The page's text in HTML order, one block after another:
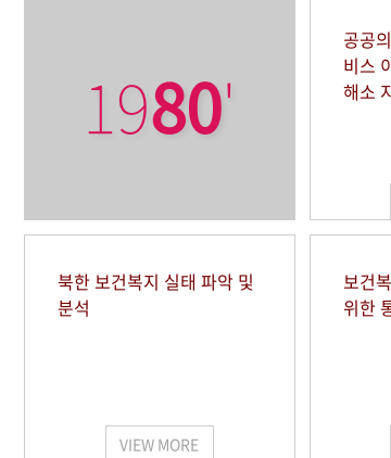
1980'
공공
비스
해소
북한 보건복지 실태 파악 및
분석
VIEW MORE
보건
위한